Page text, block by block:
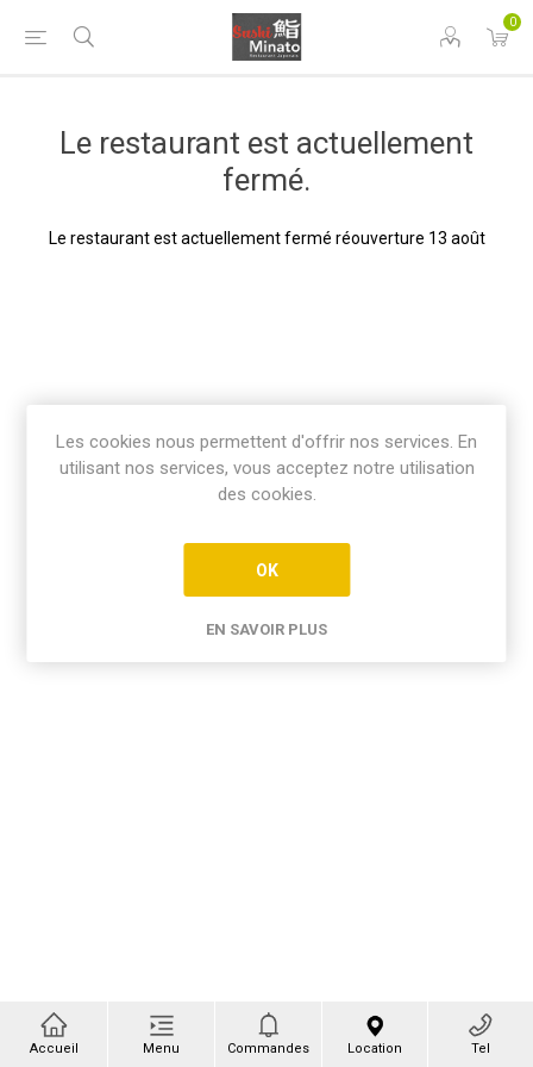
0
Le restaurant est actuellement
fermé.
Le restaurant est actuellement fermé réouverture 13 août
Accueil Menu Commandes Location Tel
Les cookies nous permettent d'offrir nos services. En
utilisant nos services, vous acceptez notre utilisation
des cookies.
OK
EN SAVOIR PLUS